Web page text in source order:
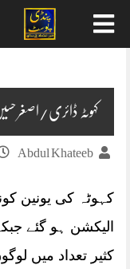
کہوٹہ ڈائری/اصغر
Abdul Khateeb
کہوٹہ کی یونین
الیکشن ہو گئے
کثیر تعداد میں